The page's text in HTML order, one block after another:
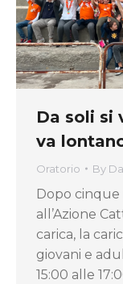
Da soli si
va
Oratorio By
Dopo cinque
all’Azione
carica, la
giovani e
15:00 alle